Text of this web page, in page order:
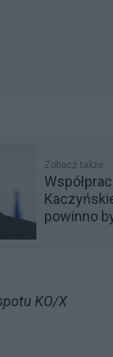
Zobacz także
powinno
KO/X